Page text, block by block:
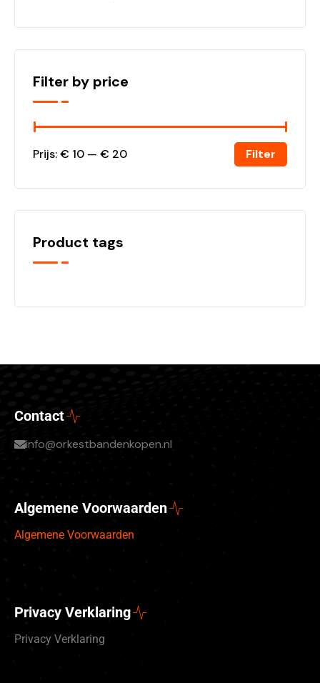
Filter by price
Filter
Prijs:€ 10 — € 20
Product tags
Contact
info@orkestbandenkopen.nl
Algemene Voorwaarden
Algemene Voorwaarden
Privacy Verklaring
Privacy Verklaring